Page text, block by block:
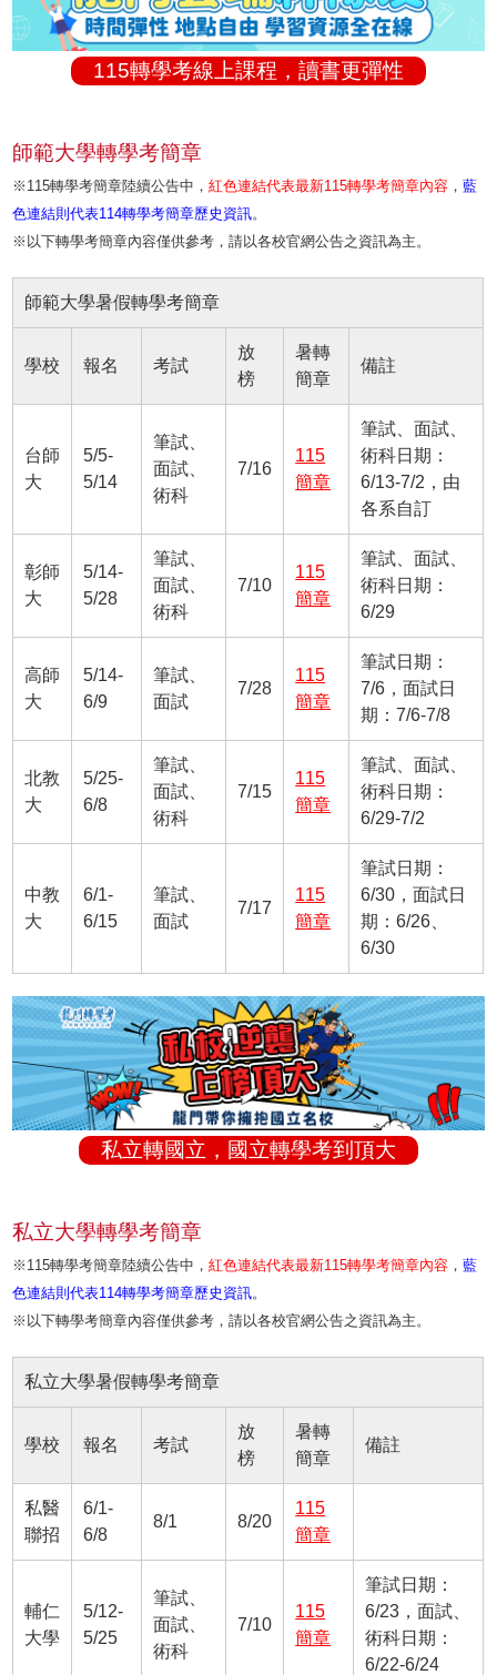
115轉學考線上課程，讀書更彈性
師範大學轉學考簡章
※115轉學考簡章陸續公告中，紅色連結代表最新115轉學考簡章內容 ，藍
色連結則代表114轉學考簡章歷史資訊。
※以下轉學考簡章內容僅供參考，請以各校官網公告之資訊為主。
師範大學暑假轉學考簡章
學校 報名 考試
放
榜
暑轉
簡章
備註
台師
大
5/5-
5/14
筆試、
面試、
術科
7/16
115
簡章
筆試、面試、
術科日期：
6/13-7/2，由
各系自訂
彰師
大
5/14-
5/28
筆試、
面試、
術科
7/10
115
簡章
筆試、面試、
術科日期：
6/29
高師
大
5/14-
6/9
筆試、
面試
7/28
115
簡章
筆試日期：
7/6，面試日
期：7/6-7/8
北教
大
5/25-
6/8
筆試、
面試、
術科
7/15
115
簡章
筆試、面試、
術科日期：
6/29-7/2
中教
大
6/1-
6/15
筆試、
面試
7/17
115
簡章
筆試日期：
6/30，面試日
期：6/26、
6/30
私立轉國立，國立轉學考到頂大
私立大學轉學考簡章
※115轉學考簡章陸續公告中，紅色連結代表最新115轉學考簡章內容 ，藍
色連結則代表114轉學考簡章歷史資訊。
※以下轉學考簡章內容僅供參考，請以各校官網公告之資訊為主。
私立大學暑假轉學考簡章
學校 報名 考試
放
榜
暑轉
簡章
備註
私醫
聯招
6/1-
6/8
8/1 8/20
115
簡章
輔仁
大學
5/12-
5/25
筆試、
面試、
術科
7/10
115
簡章
筆試日期：
6/23，面試、
術科日期：
6/22-6/24